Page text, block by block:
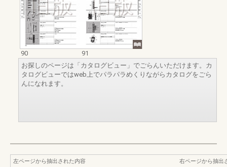
90
91
お探しのページは「カタログビュー」でごらんいただけます。カ
タログビューではweb上でパラパラめくりながらカタログをごら
んになれます。
左ページから抽出された内容
右ページから抽出